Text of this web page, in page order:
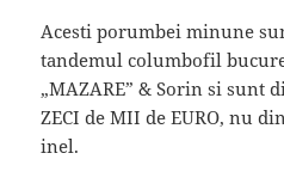
Acesti porumbei minune
tandemul columbofil
„MAZARE” & Sorin si sunt
ZECI de MII de EURO, nu
inel.